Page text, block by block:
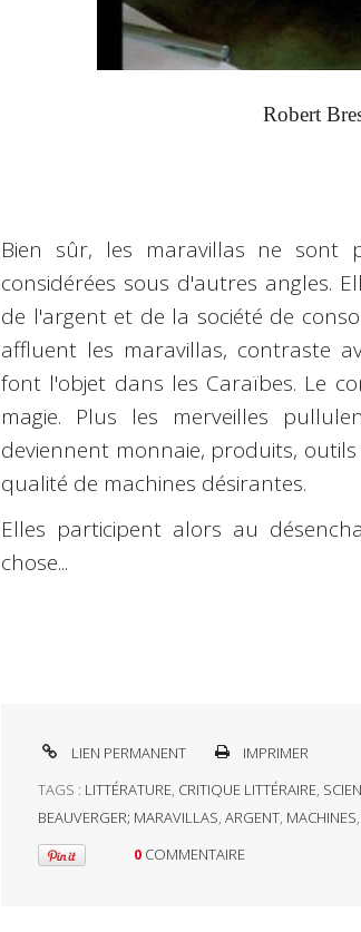
Robert
Bien sûr, les maravillas ne sont
considérées sous d'autres angles.
de l'argent et de la société de
affluent les maravillas, contraste
font l'objet dans les Caraïbes. Le
magie. Plus les merveilles
deviennent monnaie, produits,
qualité de machines désirantes.
Elles participent alors au
chose...
LIEN PERMANENT
IMPRIMER
TAGS : LITTÉRATURE, CRITIQUE LITTÉRAIRE,
BEAUVERGER; MARAVILLAS, ARGENT, MACHINES,
0 COMMENTAIRE